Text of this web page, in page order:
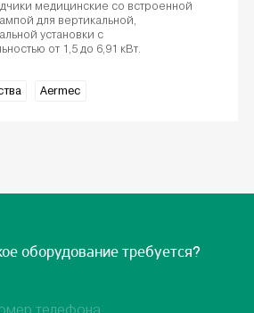
медицинские со встроенной
для вертикальной,
установки с
от 1,5 до 6,91 кВт.
Aermec
оборудование требуется?